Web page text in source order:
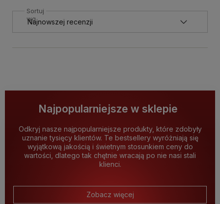
Sortuj
wg
Najpopularniejsze w sklepie
Odkryj nasze najpopularniejsze produkty, które zdobyły
uznanie tysięcy klientów. Te bestsellery wyróżniają się
wyjątkową jakością i świetnym stosunkiem ceny do
wartości, dlatego tak chętnie wracają po nie nasi stali
klienci.
Zobacz więcej